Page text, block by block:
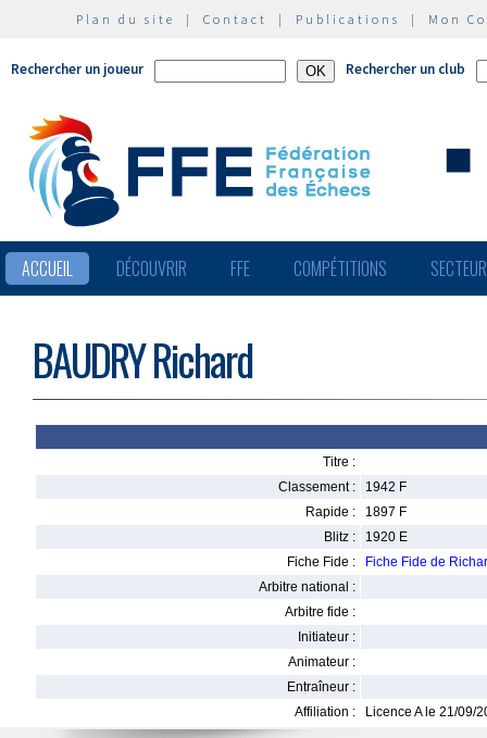
Plan du site | Contact | Publications | Mon
Rechercher un joueur Rechercher un club
ACCUEIL DÉCOUVRIR FFE COMPÉTITIONS
BAUDRY Richard
Titre :
Classement :
1942 F
Rapide :
1897 F
Blitz :
1920 E
Fiche Fide :
Fiche Fide de
Arbitre national :
Arbitre fide :
Initiateur :
Animateur :
Entraîneur :
Affiliation :
Licence A le 21/09/